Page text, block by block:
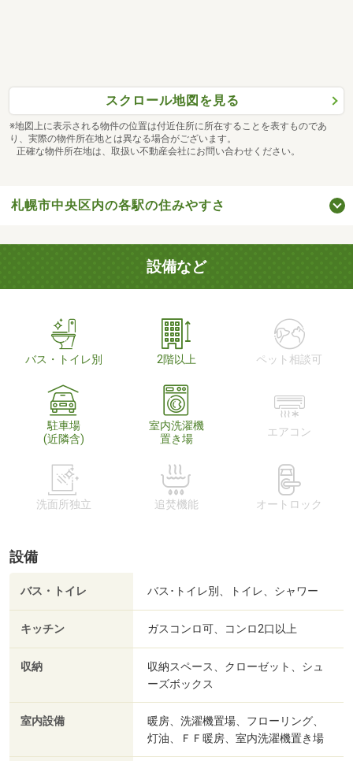
スクロール地図を見る
※地図上に表示される物件の位置は付近住所に所在することを表すものであ
り、実際の物件所在地とは異なる場合がございます。
正確な物件所在地は、取扱い不動産会社にお問い合わせください。
札幌市中央区内の各駅の住みやすさ
設備など
バス・トイレ別 2階以上 ペット相談可
駐車場
(近隣含)
室内洗濯機
置き場
エアコン
洗面所独立 追焚機能 オートロック
設備
バス・トイレ バス･トイレ別、トイレ、シャワー
キッチン ガスコンロ可、コンロ2口以上
収納
収納スペース、クローゼット、シュ
ーズボックス
室内設備
暖房、洗濯機置場、フローリング、
灯油、ＦＦ暖房、室内洗濯機置き場